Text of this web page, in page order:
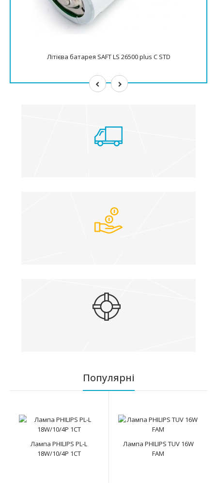
Літієва батарея SAFT LS 26500 plus C STD
Популярні
Лампа PHILIPS PL-L
18W/10/4P 1CT
Лампа PHILIPS TUV 16W
FAM